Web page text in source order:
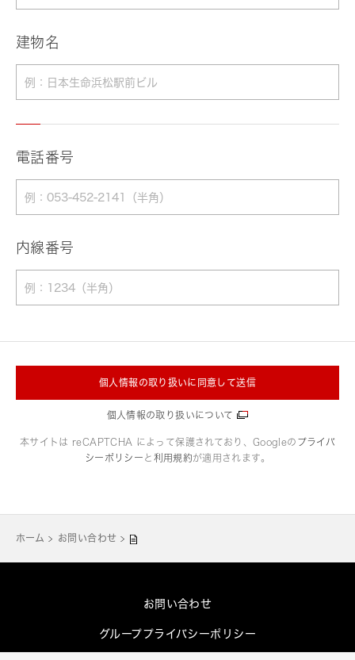
建物名
電話番号
内線番号
個人情報の取り扱いに同意して送信
個人情報の取り扱いについて
本サイトは reCAPTCHA によって保護されており、Googleの プライバ
シーポリシー と 利用規約が適用されます。
ホーム お問い合わせ
お問い合わせ
グループプライバシーポリシー